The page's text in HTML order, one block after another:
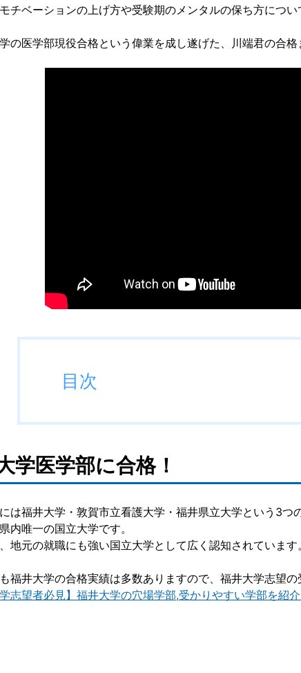
チベーションの上げ方や受験期のメンタルの保ち方につい
の医学部現役合格という偉業を成し遂げた、川端君の合格
目次
学医学部に合格！
は福井大学・敦賀市立看護大学・福井県立大学という3
内唯一の国立大学です。
地元の就職にも強い国立大学として広く認知されています。
福井大学の合格実績は多数ありますので、福井大学志望の
学志望者必見】福井大学の穴場学部,受かりやすい学部を紹